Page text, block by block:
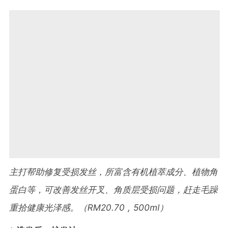
主打帮助修复受损发丝，所富含有机植萃成分、植物角
蛋白等，可改善发丝开叉、角质层受损问题，赶走毛躁
重拾健康光泽感。（RM20.70 , 500ml）